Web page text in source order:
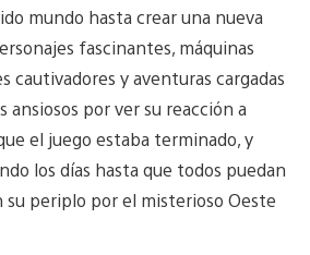
mundo hasta crear una nueva
fascinantes, máquinas
cautivadores y aventuras cargadas
ansiosos por ver su reacción a
el juego estaba terminado, y
los días hasta que todos puedan
su periplo por el misterioso Oeste